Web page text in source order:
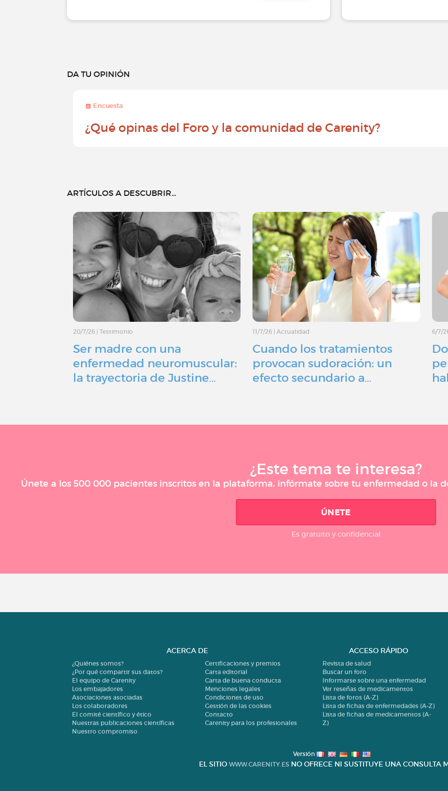
DA TU OPINIÓN
Encuesta
¿Qué opinas del Foro y la comunidad de Carenity?
ARTÍCULOS A DESCUBRIR...
20/7/26 |Testimonio
Ser madre con una
enfermedad neuromuscular:
la trayectoria de Justine…
11/7/26 |Actualidad
Cuando los tratamientos
provocan sudoración: un
efecto secundario a…
6/7/
¿Este tema te interesa?
Únete a los 500 000 pacientes inscritos en la plataforma, infórmate sobre tu enfermedad o la
ÚNETE
Es gratuito y confidencial
ACERCA DE
¿Quiénes somos?
¿Por qué compartir sus datos?
El equipo de Carenity
Los embajadores
Asociaciones asociadas
Los colaboradores
El comité científico y ético
Nuestras publicaciones científicas
Nuestro compromiso
Certificaciones y premios
Carta editorial
Carta de buena conducta
Menciones legales
Condiciones de uso
Gestión de las cookies
Contacto
Carenity para los profesionales
ACCESO RÁPIDO
Revista de salud
Buscar un foro
Informarse sobre una enfermedad
Ver reseñas de medicamentos
Lista de foros (A-Z)
Lista de fichas de enfermedades (A-Z)
Lista de fichas de medicamentos (A-
Z)
Versión
EL SITIO WWW.CARENITY.ES NO OFRECE NI SUSTITUYE UNA CONSULTA